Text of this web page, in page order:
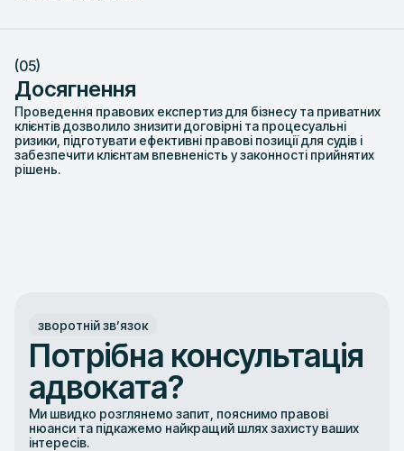
(05)
Досягнення
Проведення правових експертиз для бізнесу та приватних
клієнтів дозволило знизити договірні та процесуальні
ризики, підготувати ефективні правові позиції для судів і
забезпечити клієнтам впевненість у законності прийнятих
рішень.
зворотній звʼязок
Потрібна консультація
адвоката?
Ми швидко розглянемо запит, пояснимо правові
нюанси та підкажемо найкращий шлях захисту ваших
інтересів.